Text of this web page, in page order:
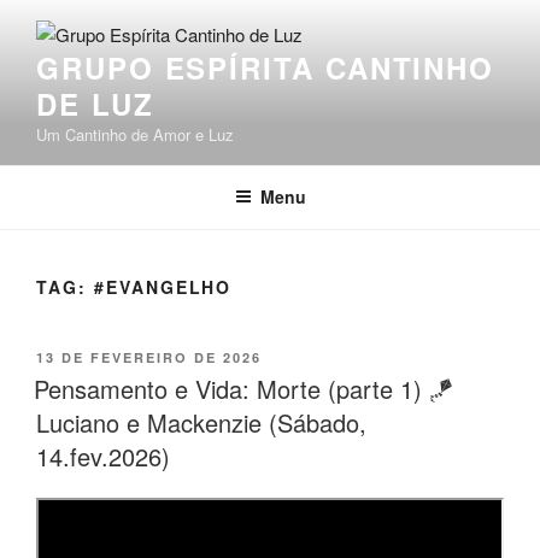
conteúdo
GRUPO ESPÍRITA CANTINHO
DE LUZ
Um Cantinho de Amor e Luz
Menu
TAG: #EVANGELHO
PUBLICADO
EM
13 DE FEVEREIRO DE 2026
Pensamento e Vida: Morte (parte 1) 🪁
Luciano e Mackenzie (Sábado,
14.fev.2026)